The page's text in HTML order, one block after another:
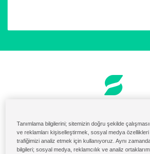
ABD Malzeme Portalı
Solenis Cloud Girişi
Tanımlama bilgilerini; sitemizin doğru şekilde
ve reklamları kişiselleştirmek, sosyal medya
trafiğimizi analiz etmek için kullanıyoruz. Aynı
bilgileri; sosyal medya, reklamcılık ve analiz